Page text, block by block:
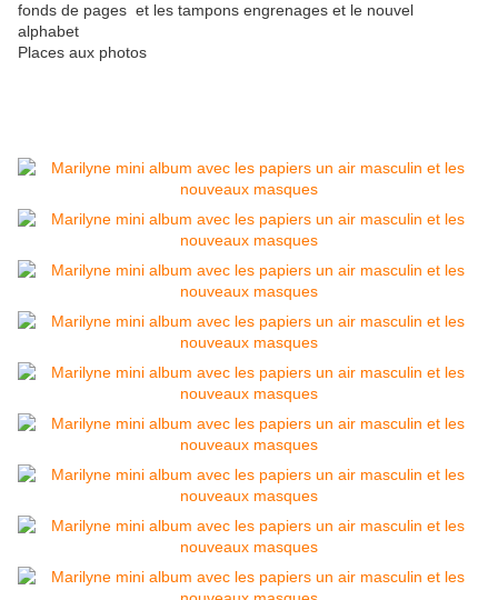
fonds de pages et les tampons engrenages et le nouvel
alphabet
Places aux photos